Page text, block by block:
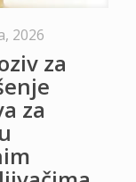
2026
za
za